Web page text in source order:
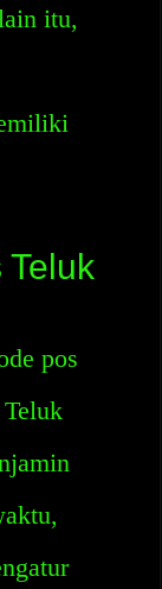
itu,
pos